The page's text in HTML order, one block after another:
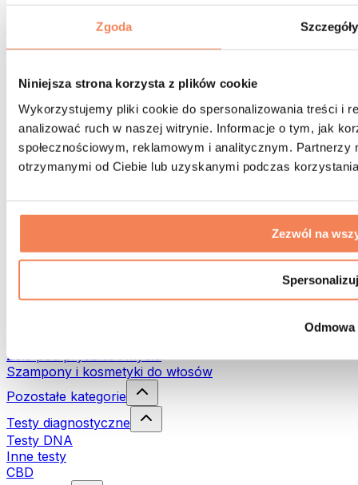
Zgoda Szczegóły
Niniejsza strona korzysta z plików cookie
Wykorzystujemy pliki cookie do spersonalizowania treści i
analizować ruch w naszej witrynie. Informacje o tym, jak
społecznościowym, reklamowym i analitycznym. Partnerzy
otrzymanymi od Ciebie lub uzyskanymi podczas
Zezwól na
Spersonalizuj
Odmowa
Torby i plecaki
Torby na żywność i akcesoria
Akcesoria dopasowane do aktywności
Bieganie
Sporty walki
Kolarstwo
Joga i pilates
Terapia zimnem
Trekking
Filtry i dzbanki do wody
Środki do prania
Żele pod prysznic i mydła
Szampony i kosmetyki do włosów
Pozostałe kategorie
Testy diagnostyczne
Testy DNA
Inne testy
CBD